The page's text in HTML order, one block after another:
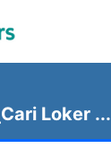
Cari Loker ...